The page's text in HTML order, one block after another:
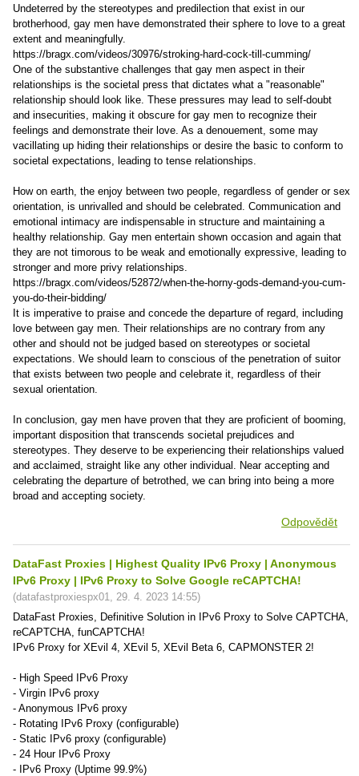
Undeterred by the stereotypes and predilection that exist in our
brotherhood, gay men have demonstrated their sphere to love to a great
extent and meaningfully.
https://bragx.com/videos/30976/stroking-hard-cock-till-cumming/
One of the substantive challenges that gay men aspect in their
relationships is the societal press that dictates what a "reasonable"
relationship should look like. These pressures may lead to self-doubt
and insecurities, making it obscure for gay men to recognize their
feelings and demonstrate their love. As a denouement, some may
vacillating up hiding their relationships or desire the basic to conform to
societal expectations, leading to tense relationships.
How on earth, the enjoy between two people, regardless of gender or sex
orientation, is unrivalled and should be celebrated. Communication and
emotional intimacy are indispensable in structure and maintaining a
healthy relationship. Gay men entertain shown occasion and again that
they are not timorous to be weak and emotionally expressive, leading to
stronger and more privy relationships.
https://bragx.com/videos/52872/when-the-horny-gods-demand-you-cum-
you-do-their-bidding/
It is imperative to praise and concede the departure of regard, including
love between gay men. Their relationships are no contrary from any
other and should not be judged based on stereotypes or societal
expectations. We should learn to conscious of the penetration of suitor
that exists between two people and celebrate it, regardless of their
sexual orientation.
In conclusion, gay men have proven that they are proficient of booming,
important disposition that transcends societal prejudices and
stereotypes. They deserve to be experiencing their relationships valued
and acclaimed, straight like any other individual. Near accepting and
celebrating the departure of betrothed, we can bring into being a more
broad and accepting society.
Odpovědět
DataFast Proxies | Highest Quality IPv6 Proxy | Anonymous
IPv6 Proxy | IPv6 Proxy to Solve Google reCAPTCHA!
(datafastproxiespx01, 29. 4. 2023 14:55)
DataFast Proxies, Definitive Solution in IPv6 Proxy to Solve CAPTCHA,
reCAPTCHA, funCAPTCHA!
IPv6 Proxy for XEvil 4, XEvil 5, XEvil Beta 6, CAPMONSTER 2!
- High Speed ​​IPv6 Proxy
- Virgin IPv6 proxy
- Anonymous IPv6 proxy
- Rotating IPv6 Proxy (configurable)
- Static IPv6 proxy (configurable)
- 24 Hour IPv6 Proxy
- IPv6 Proxy (Uptime 99.9%)